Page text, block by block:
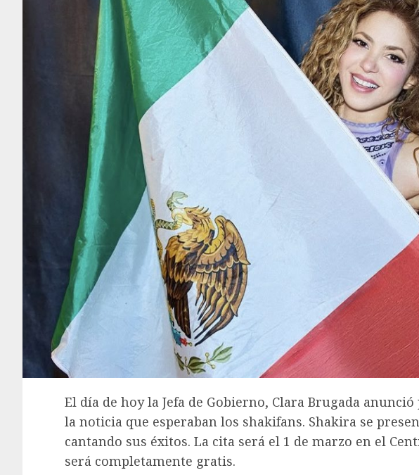
El día de hoy la Jefa de Gobierno, Clara Brugada
la noticia que esperaban los shakifans. Shakira se
cantando sus éxitos. La cita será el 1 de marzo en el
será completamente gratis.